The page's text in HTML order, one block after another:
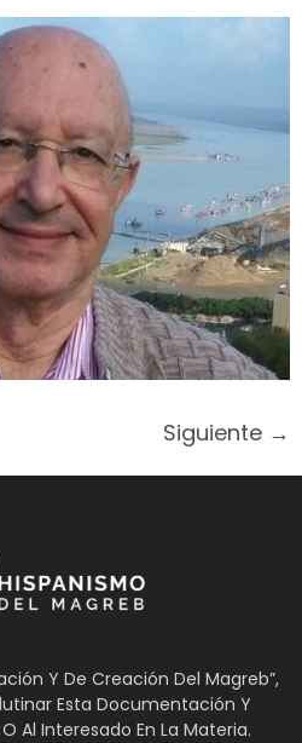
Siguiente →
Y De Creación Del Magreb”,
Esta Documentación Y
Al Interesado En La Materia.